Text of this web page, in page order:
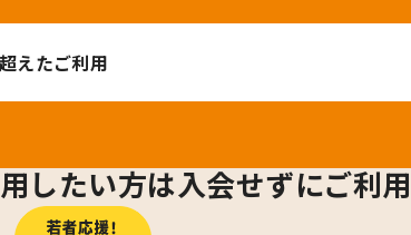
えたご利用
したい方は入会せずにご利